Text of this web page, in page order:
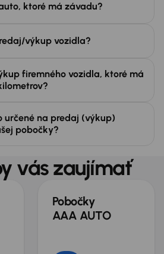
výkup vozidla?
určené na predaj (výkup)
pobočky?
ktoré má závadu?
firemného vozidla, ktoré má
vás zaujímať
Pobočky
AAA AUTO